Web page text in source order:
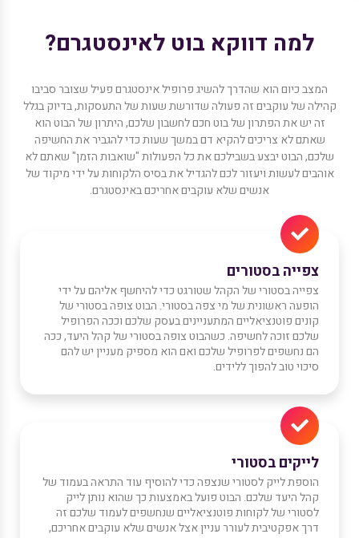
למה דווקא בוט לאינסטגרם?
המצב כיום הוא שהדרך להשיג פרופיל אינסטגרם פעיל שצובר סביבו
קהילה של עוקבים זה פעולה שדורשת שעות של התעסקות, בדיוק בגלל
זה יש את הפתרון של בוט חכם לחשבון שלכם, היתרון של הבוט הוא
שאתם לא צריכים להקיא דם במשך שעות כדי להגביר את החשיפה
שלכם, הבוט יבצע בשבילכם את כל הפעולות "שואבות הזמן" שאתם לא
אוהבים לעשות ויעזור לכם להגדיל את בסיס הלקוחות על ידי מיקוד של
אנשים שלא עוקבים אחריכם באינסטגרם.
צפייה בסטורים
צפייה בסטורי של הקהל שטורגט כדי להיחשף אליהם על ידי
הופעה ראשונית של מי צפה בסטורי. הבוט צופה בסטורי של
קונים פוטנציאליים המתעניינים בעסק שלכם וככה הפרופיל
שלכם זוכה לחשיפה. כשהבוט צופה בסטורי של קהל היעד, ככה
הם נחשפים לפרופיל שלכם ואם הוא מספיק מעניין יש להם
סיכוי טוב להפוך ללידים.
לייקים בסטורי
הוספת לייק לסטורי שנצפה כדי להוסיף עוד התראה בעמוד של
קהל היעד שלכם. הבוט פועל באמצעות כך שהוא נותן לייק
לסטורי של לקוחות פוטנציאליים שנחשפים לעמוד שלכם זה
דרך אפקטיבית לעורר עניין אצל אנשים שלא עוקבים אחריכם,